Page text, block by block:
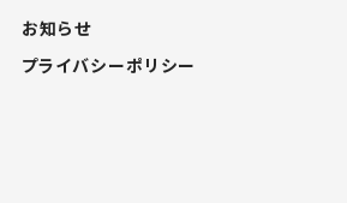
お知らせ
プライバシーポリシー